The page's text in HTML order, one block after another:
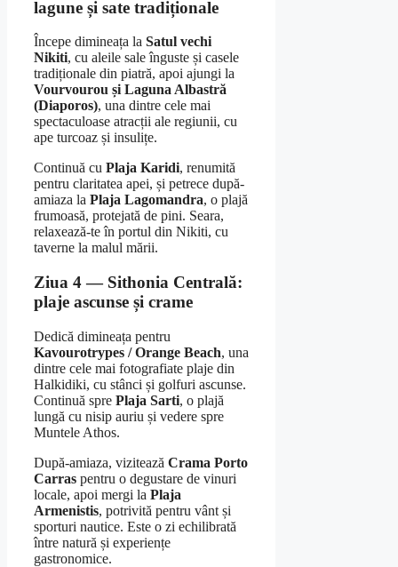
lagune și sate tradiționale
Începe dimineața la Satul vechi
Nikiti, cu aleile sale înguste și casele
tradiționale din piatră, apoi ajungi la
Vourvourou și Laguna Albastră
(Diaporos), una dintre cele mai
spectaculoase atracții ale regiunii, cu
ape turcoaz și insulițe.
Continuă cu Plaja Karidi, renumită
pentru claritatea apei, și petrece după-
amiaza la Plaja Lagomandra, o plajă
frumoasă, protejată de pini. Seara,
relaxează-te în portul din Nikiti, cu
taverne la malul mării.
Ziua 4 — Sithonia Centrală:
plaje ascunse și crame
Dedică dimineața pentru
Kavourotrypes / Orange Beach, una
dintre cele mai fotografiate plaje din
Halkidiki, cu stânci și golfuri ascunse.
Continuă spre Plaja Sarti, o plajă
lungă cu nisip auriu și vedere spre
Muntele Athos.
După-amiaza, vizitează Crama Porto
Carras pentru o degustare de vinuri
locale, apoi mergi la Plaja
Armenistis, potrivită pentru vânt și
sporturi nautice. Este o zi echilibrată
între natură și experiențe
gastronomice.